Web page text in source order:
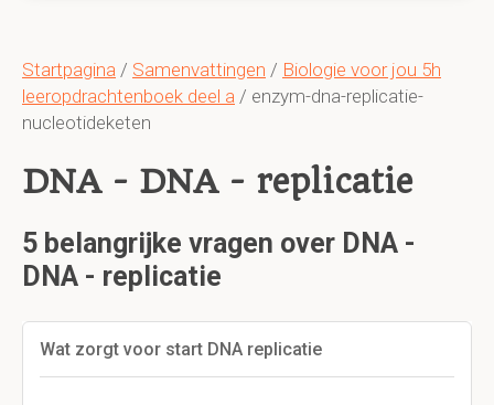
Startpagina / Samenvattingen / Biologie voor jou 5h
leeropdrachtenboek deel a / enzym-dna-replicatie-
nucleotideketen
DNA - DNA - replicatie
5 belangrijke vragen over DNA -
DNA - replicatie
Wat zorgt voor start DNA replicatie